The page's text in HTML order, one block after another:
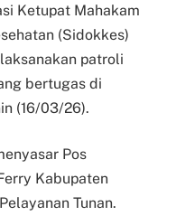
Ketupat Mahakam
(Sidokkes)
patroli
bertugas di
(16/03/26).
Pos
Kabupaten
Tunan.